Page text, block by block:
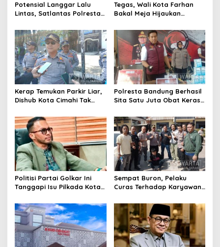
Potensial Langgar Lalu
Lintas, Satlantas Polresta
Motor Berknalpot Brong
Tegas, Wali Kota Farhan
Bakal Meja Hijaukan
Riau
Kerap Temukan Parkir Liar,
Dishub Kota Cimahi Tak
Pembinaan
Polresta Bandung Berhasil
Sita Satu Juta Obat Keras
Kasus Narkoba
Politisi Partai Golkar Ini
Tanggapi Isu Pilkada Kota
Sempat Buron, Pelaku
Curas Terhadap Karyawan
Ditangkap Polisi